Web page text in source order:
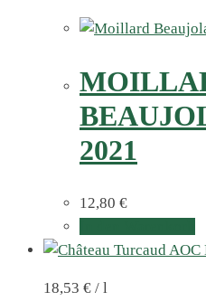
2021
12,80 €
18,53 € / l